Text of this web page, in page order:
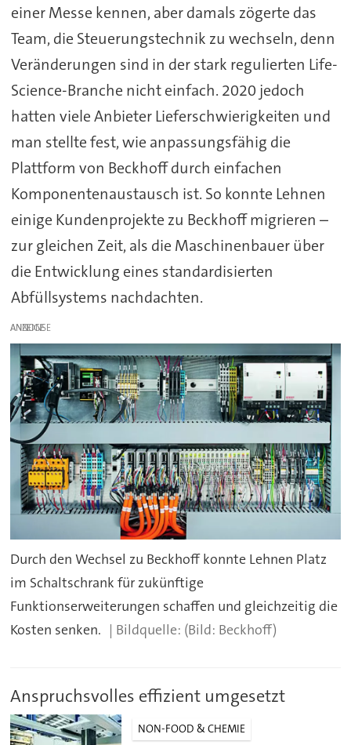
einer Messe kennen, aber damals zögerte das
Team, die Steuerungstechnik zu wechseln, denn
Veränderungen sind in der stark regulierten Life-
Science-Branche nicht einfach. 2020 jedoch
hatten viele Anbieter Lieferschwierigkeiten und
man stellte fest, wie anpassungsfähig die
Plattform von Beckhoff durch einfachen
Komponentenaustausch ist. So konnte Lehnen
einige Kundenprojekte zu Beckhoff migrieren –
zur gleichen Zeit, als die Maschinenbauer über
die Entwicklung eines standardisierten
Abfüllsystems nachdachten.
ANZEIGE
Durch den Wechsel zu Beckhoff konnte Lehnen Platz
im Schaltschrank für zukünftige
Funktionserweiterungen schaffen und gleichzeitig die
Kosten senken.
(Bild: Beckhoff)
Anspruchsvolles effizient umgesetzt
NON-FOOD & CHEMIE